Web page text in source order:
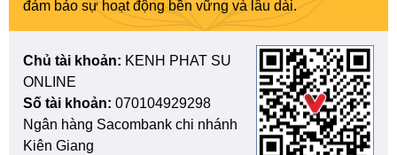
đảm bảo sự hoạt động bền vững và lâu dài.
Chủ tài khoản: KENH PHAT SU
ONLINE
Số tài khoản: 070104929298
Ngân hàng Sacombank chi nhánh
Kiên Giang